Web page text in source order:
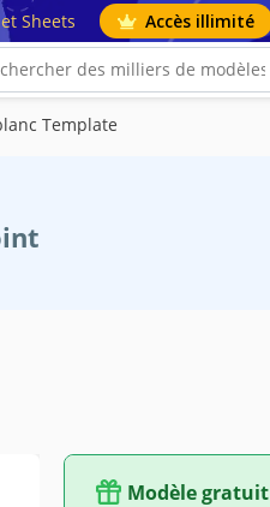
Sheets Accès illimité
Template
Modèle gratuit